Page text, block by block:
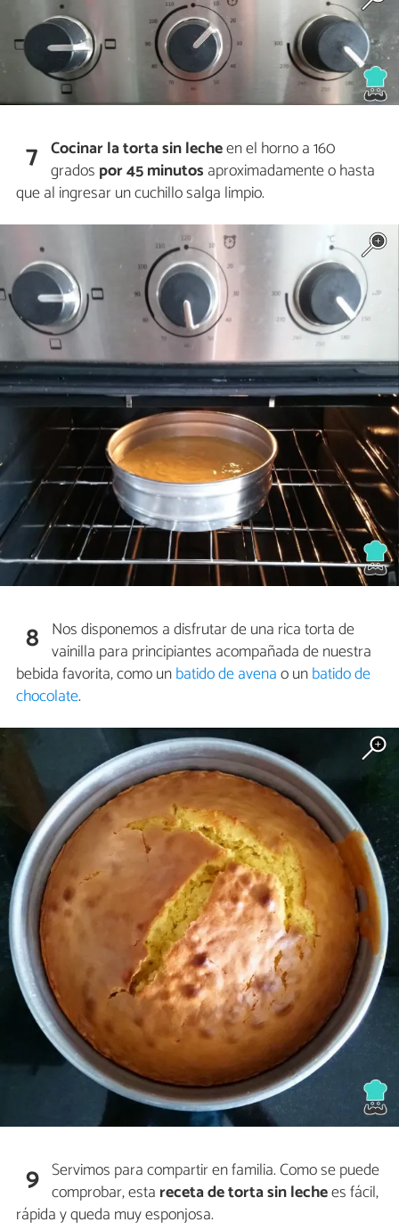
7 Cocinar la torta sin lecheen el horno a 160
grados por 45 minutos aproximadamente o hasta
que al ingresar un cuchillo salga limpio.
8 Nos disponemos a disfrutar de una rica torta de
vainilla para principiantes acompañada de nuestra
bebida favorita, como unbatido de avenao unbatido de
chocolate.
9 Servimos para compartir en familia. Como se puede
comprobar, esta receta de torta sin lechees fácil,
rápida y queda muy esponjosa.